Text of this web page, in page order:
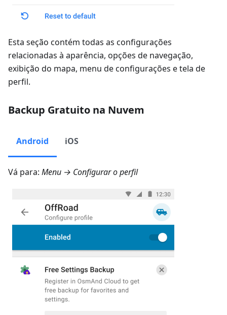
Esta seção contém todas as configurações
relacionadas à aparência, opções de navegação,
exibição do mapa, menu de configurações e tela de
perfil.
Backup Gratuito na Nuvem
Android iOS
Vá para: Menu → Configurar o perfil